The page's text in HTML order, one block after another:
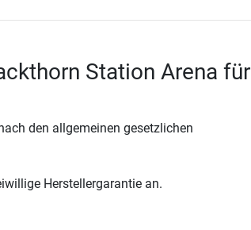
Station Arena für
den allgemeinen gesetzlichen
Herstellergarantie an.